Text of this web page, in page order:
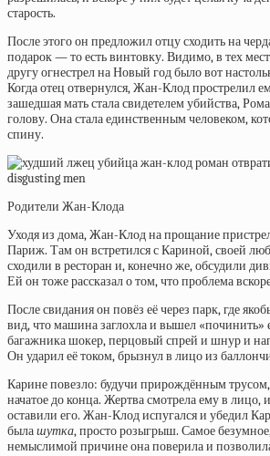
старость.
После этого он предложил отцу сходить на
подарок — то есть винтовку. Видимо, в тех
другу огнестрел на Новый год было вот
Когда отец отвернулся, Жан-Клод прострелил
зашедшая мать стала свидетелем убийства,
голову. Она стала единственным человеком,
спину.
Родители Жан-Клода
Уходя из дома, Жан-Клод на прощание
Париж. Там он встретился с Кариной, своей
сходили в ресторан и, конечно же, обсудили
Ей он тоже рассказал о том, что проблема
После свидания он повёз её через парк, где
вид, что машина заглохла и вышел «починить»
багажника шокер, перцовый спрей и шнур и
Он ударил её током, брызнул в лицо из
Карине повезло: будучи прирождённым
начатое до конца. Жертва смотрела ему в лицо,
оставили его. Жан-Клод испугался и убедил
былашутка, просто розыгрыш. Самое
немыслимой причине она поверила и